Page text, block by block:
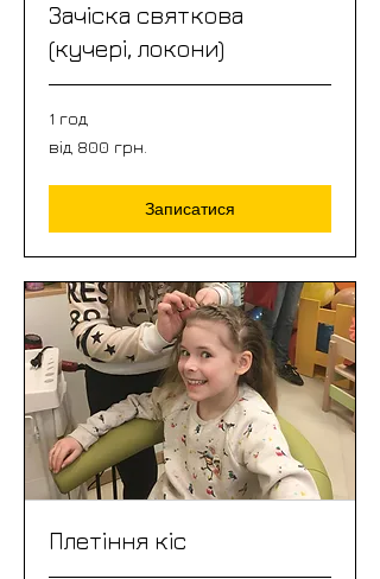
Зачіска святкова
(кучері, локони)
1 год
від
800
від 800 грн.
Записатися
Плетіння кіс